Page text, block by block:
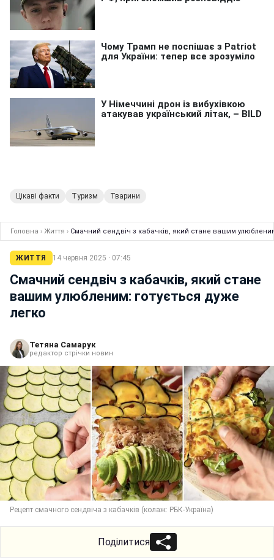
Цікаві факти Туризм Тварини
Головна › Життя › Смачний сендвіч з кабачків, який стане вашим
ЖИТТЯ 14 червня 2025 · 07:45
Смачний сендвіч з кабачків, який стане
вашим улюбленим: готується дуже
легко
Тетяна Самарук
редактор стрічки новин
Рецепт смачного сендвіча з кабачків (колаж: РБК-Україна)
Поділитися